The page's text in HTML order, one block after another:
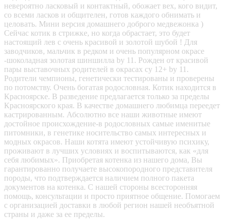
невероятно ласковый и контактный, обожает вех, кого видит,
со всеми ласков и общителен, готов каждого обнимать и
целовать. Мини версия домашнего доброго медвежонка )
Сейчас котик в стрижке, но когда обрастает, это будет
настоящий лев с очень красивой и золотой шубой ! Для
заводчиков, мальчик в редком и очень популярном окрасе
-шоколадная золотая шиншилла by 11. Рожден от красивой
пары выставочных родителей в окрасах cy 12+ by 11.
Родители чемпионы, генетически тестированы и проверены
по потомству. Очень богатая родословная. Котик находится в
Красноярске. В разведение предлагается только за пределы
Красноярского края. В качестве домашнего любимца переедет
кастрированным. Абсолютно все наши животные имеют
достойное происхождение-в родословных самые именитые
питомники, в генетике носительство самых интересных и
модных окрасов. Наши котята имеют устойчивую психику,
проживают в лучших условиях и воспитываются, как «для
себя любимых». Приобретая котенка из нашего дома, Вы
гарантированно получаете высокопородного представителя
породы, что подтверждается наличием полного пакета
документов на котенка. С нашей стороны всесторонняя
помощь, консультации и просто приятное общение. Помогаем
с организацией доставки в любой регион нашей необъятной
страны и даже за ее пределы.